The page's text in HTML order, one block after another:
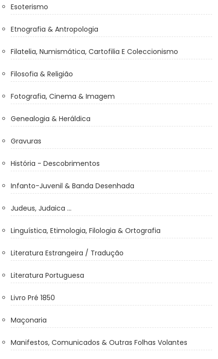
Esoterismo
Etnografia & Antropologia
Filatelia, Numismática, Cartofilia E Coleccionismo
Filosofia & Religião
Fotografia, Cinema & Imagem
Genealogia & Heráldica
Gravuras
História - Descobrimentos
Infanto-Juvenil & Banda Desenhada
Judeus, Judaica ...
Linguística, Etimologia, Filologia & Ortografia
Literatura Estrangeira / Tradução
Literatura Portuguesa
Livro Pré 1850
Maçonaria
Manifestos, Comunicados & Outras Folhas Volantes